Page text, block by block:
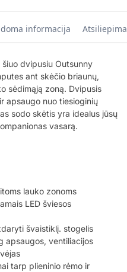
informacija
dvipusiu Outsunny
ant skėčio briaunų,
sėdimąją zoną. Dvipusis
apsaugo nuo tiesioginių
sodo skėtis yra idealus jūsų
vasarą.
lauko zonoms
LED šviesos
švaistiklį. stogelis
apsaugos, ventiliacijos
tarp plieninio rėmo ir